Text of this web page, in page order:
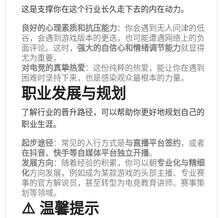
这是支撑你在这个行业长久走下去的内在动力。
良好的心理素质和抗压能力：你会遇到无人问津的低
谷，会遇到游戏版本的更迭，也可能遭遇网络上的负
面评论。这时， 强大的自信心和情绪调节能力就显得
尤为重要。
对电竞的真挚热爱：这份纯粹的热爱，能让你在遇到
困难时坚持下来，也是感染观众最根本的力量。
职业发展与规划
了解行业的晋升路径，可以帮助你更好地规划自己的
职业生涯。
起步途径：常见的入行方式是与直播平台签约，或者
在抖音、快手等自媒体平台独立开播。
发展方向：随着经验的积累，你可以朝专业化与精细
化方向发展，例如成为某款游戏的头部主播、专业赛
事的官方解说员，甚至转型为电竞教育讲师、赛事策
划等领域。
⚠️ 温馨提示